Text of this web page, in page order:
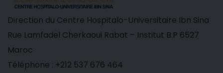
Direction du Centre Hospitalo-Universitaire Ibn Sina
Rue Lamfadel Cherkaoui Rabat – Institut B.P 6527
Maroc
Téléphone : +212 537 676 464